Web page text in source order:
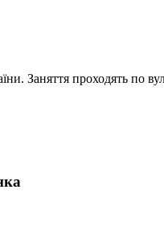
Заняття проходять по